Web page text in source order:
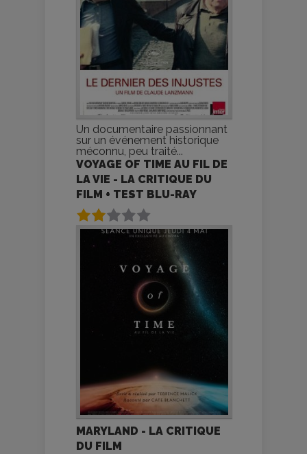
Un documentaire passionnant
sur un événement historique
méconnu, peu traité...
VOYAGE OF TIME AU FIL DE
LA VIE - LA CRITIQUE DU
FILM + TEST BLU-RAY
MARYLAND - LA CRITIQUE
DU FILM